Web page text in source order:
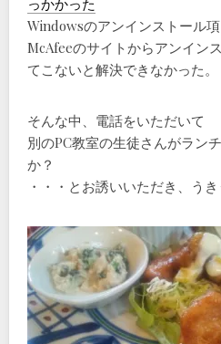
Windowsのアンインストール
McAfeeのサイトからアンイン
てこないと解決できなかった。
そんな中、電話をいただいて
別のPC教室の生徒さんがラン
か？
・・・とお誘いいただき、う